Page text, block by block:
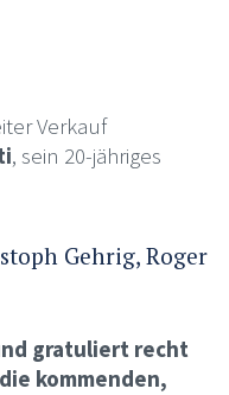
Verkauf
, sein 20-jähriges
Gehrig, Roger
gratuliert recht
kommenden,